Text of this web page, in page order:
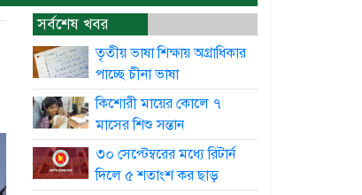
সর্বশেষ খবর
তৃতীয় ভাষা শিক্ষায় অগ্রাধিকার
পাচ্ছে চীনা ভাষা
কিশোরী মায়ের কোলে ৭
মাসের শিশু সন্তান
৩০ সেপ্টেম্বরের মধ্যে রিটার্ন
দিলে ৫ শতাংশ কর ছাড়